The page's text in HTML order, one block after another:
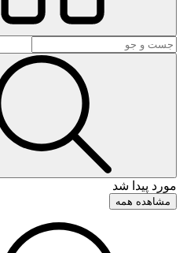
مورد پیدا شد
مشاهده همه